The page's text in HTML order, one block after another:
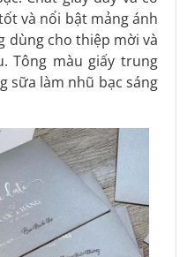
và nổi bật mảng ánh
dùng cho thiệp mời và
Tông màu giấy trung
sữa làm nhũ bạc sáng